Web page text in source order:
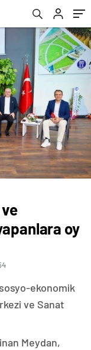
oy
ekonomik
ve Sanat
Meydan,